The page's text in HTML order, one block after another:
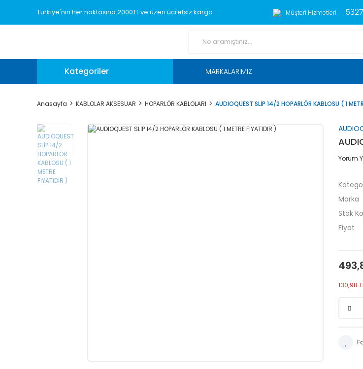
Türkiye'nin her noktasına 2000TL ve üzeri ücretsiz kargo Müşteri Hizmetleri
Kategoriler MARKALARIMIZ
Anasayfa KABLOLAR AKSESUAR HOPARLÖR KABLOLARI AUDIOQUEST SLİP 14/2 HOPARLÖR KABLOSU ( 1
Yorum
Marka
Stok
Fiyat
130,98